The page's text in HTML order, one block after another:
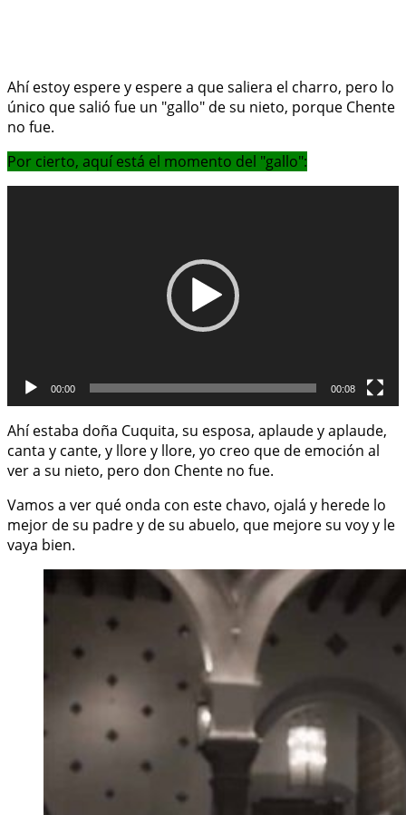
Ahí estoy espere y espere a que saliera el charro, pero lo
único que salió fue un "gallo" de su nieto, porque Chente
no fue.
Por cierto, aquí está el momento del "gallo":
00:00 00:08
Ahí estaba doña Cuquita, su esposa, aplaude y aplaude,
canta y cante, y llore y llore, yo creo que de emoción al
ver a su nieto, pero don Chente no fue.
Vamos a ver qué onda con este chavo, ojalá y herede lo
mejor de su padre y de su abuelo, que mejore su voy y le
vaya bien.